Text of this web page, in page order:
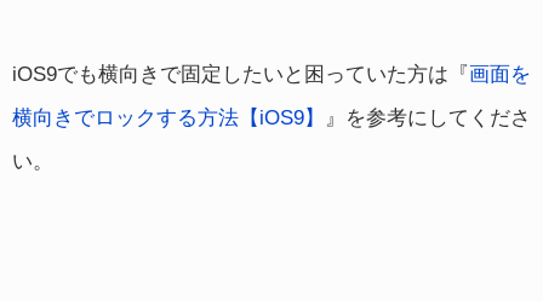
iOS9でも横向きで固定したいと困っていた方は『画面を
横向きでロックする方法【iOS9】
』を参考にしてくださ
い。